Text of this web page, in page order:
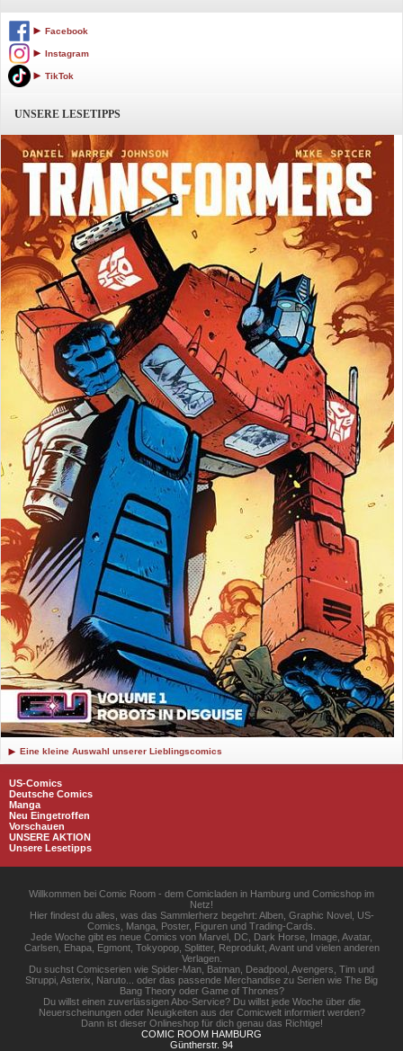
Facebook
Instagram
TikTok
UNSERE LESETIPPS
Eine kleine Auswahl unserer Lieblingscomics
US-Comics
Deutsche Comics
Manga
Neu Eingetroffen
Vorschauen
UNSERE AKTION
Unsere Lesetipps
Willkommen bei Comic Room - dem Comicladen in Hamburg und Comicshop im
Netz!
Hier findest du alles, was das Sammlerherz begehrt: Alben, Graphic Novel, US-
Comics, Manga, Poster, Figuren und Trading-Cards.
Jede Woche gibt es neue Comics von Marvel, DC, Dark Horse, Image, Avatar,
Carlsen, Ehapa, Egmont, Tokyopop, Splitter, Reprodukt, Avant und vielen anderen
Verlagen.
Du suchst Comicserien wie Spider-Man, Batman, Deadpool, Avengers, Tim und
Struppi, Asterix, Naruto... oder das passende Merchandise zu Serien wie The Big
Bang Theory oder Game of Thrones?
Du willst einen zuverlässigen Abo-Service? Du willst jede Woche über die
Neuerscheinungen oder Neuigkeiten aus der Comicwelt informiert werden?
Dann ist dieser Onlineshop für dich genau das Richtige!
COMIC ROOM HAMBURG
Güntherstr. 94